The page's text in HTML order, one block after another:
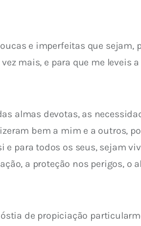
e imperfeitas que sejam,
mais, e para que me
almas devotas, as
bem a mim e a outros,
e para todos os seus, sejam
a proteção nos perigos, o
de propiciação